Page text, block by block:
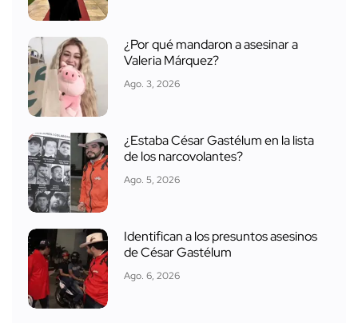
¿Por qué mandaron a asesinar a
Valeria Márquez?
Ago. 3, 2026
¿Estaba César Gastélum en la lista
de los narcovolantes?
Ago. 5, 2026
Identifican a los presuntos asesinos
de César Gastélum
Ago. 6, 2026